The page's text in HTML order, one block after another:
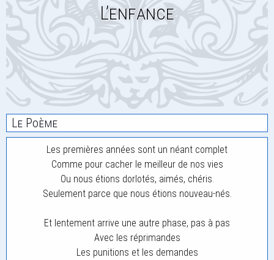
L’enfance
Le Poème
Les premières années sont un néant complet
Comme pour cacher le meilleur de nos vies
Ou nous étions dorlotés, aimés, chéris.
Seulement parce que nous étions nouveau-nés.
Et lentement arrive une autre phase, pas à pas
Avec les réprimandes
Les punitions et les demandes